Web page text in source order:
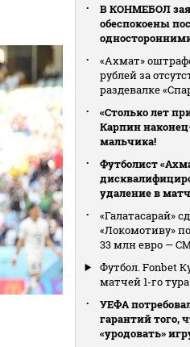
В КОНМЕБОЛ
обеспокоены
«Ахмат»
рублей за
раздевалке
«Столько лет
Карпин
мальчика!
Футболист
удаление в
«Галатасарай»
«Локомотиву»
33 млн евро —
Футбол. Fonbet
матчей 1-го тура
УЕФА
гарантий того,
«уродовать»